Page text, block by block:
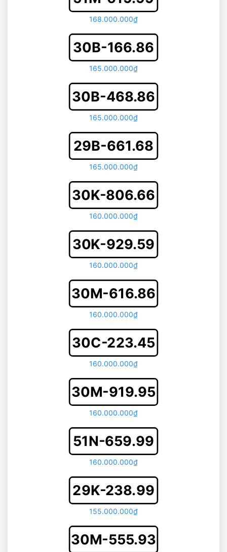
168.000.000₫
30B-166.86
165.000.000₫
30B-468.86
165.000.000₫
29B-661.68
165.000.000₫
30K-806.66
160.000.000₫
30K-929.59
160.000.000₫
30M-616.86
160.000.000₫
30C-223.45
160.000.000₫
30M-919.95
160.000.000₫
51N-659.99
160.000.000₫
29K-238.99
155.000.000₫
30M-555.93